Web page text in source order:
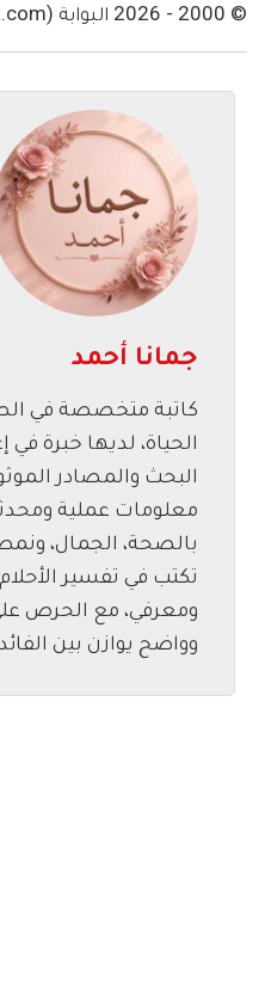
© 2000 - 2026 البوابة (www.albawaba.com)
جمانا أحمد
كاتبة متخصصة في
الحياة، لديها خبرة في
البحث والمصادر
معلومات عملية
بالصحة، الجمال،
تكتب في تفسير
ومعرفي، مع الحرص
وواضح يوازن بين